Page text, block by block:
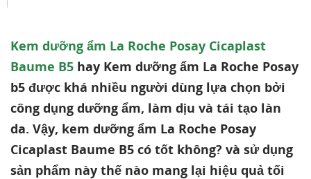
Kem dưỡng ẩm La Roche Posay Cicaplast
Baume B5 hay Kem dưỡng ẩm La Roche Posay
b5 được khá nhiều người dùng lựa chọn bởi
công dụng dưỡng ẩm, làm dịu và tái tạo làn
da. Vậy, kem dưỡng ẩm La Roche Posay
Cicaplast Baume B5 có tốt không? và sử dụng
sản phẩm này thế nào mang lại hiệu quả tối